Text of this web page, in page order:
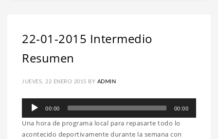
22-01-2015 Intermedio
Resumen
JUEVES, 22 ENERO 2015 BY ADMIN
Reproductor
audio
00:00 00:00
Una hora de programa local para repasarte todo lo
acontecido deportivamente durante la semana con